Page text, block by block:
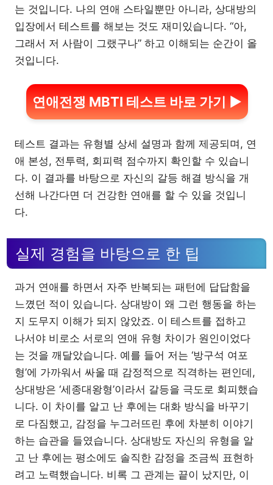
는 것입니다. 나의 연애 스타일뿐만 아니라, 상대방의
입장에서 테스트를 해보는 것도 재미있습니다. “아,
그래서 저 사람이 그랬구나” 하고 이해되는 순간이 올
것입니다.
연애전쟁 MBTI 테스트 바로 가기 ▶
테스트 결과는 유형별 상세 설명과 함께 제공되며, 연
애 본성, 전투력, 회피력 점수까지 확인할 수 있습니
다. 이 결과를 바탕으로 자신의 갈등 해결 방식을 개
선해 나간다면 더 건강한 연애를 할 수 있을 것입니
다.
실제 경험을 바탕으로 한 팁
과거 연애를 하면서 자주 반복되는 패턴에 답답함을
느꼈던 적이 있습니다. 상대방이 왜 그런 행동을 하는
지 도무지 이해가 되지 않았죠. 이 테스트를 접하고
나서야 비로소 서로의 연애 유형 차이가 원인이었다
는 것을 깨달았습니다. 예를 들어 저는 ‘방구석 여포
형’에 가까워서 싸울 때 감정적으로 직격하는 편인데,
상대방은 ‘세종대왕형’이라서 갈등을 극도로 회피했습
니다. 이 차이를 알고 난 후에는 대화 방식을 바꾸기
로 다짐했고, 감정을 누그러뜨린 후에 차분히 이야기
하는 습관을 들였습니다. 상대방도 자신의 유형을 알
고 난 후에는 평소에도 솔직한 감정을 조금씩 표현하
려고 노력했습니다. 비록 그 관계는 끝이 났지만, 이